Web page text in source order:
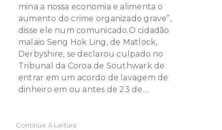
mina a nossa economia e alimenta o
aumento do crime organizado grave”,
disse ele num comunicado.O cidadão
malaio Seng Hok Ling, de Matlock,
Derbyshire, se declarou culpado no
Tribunal da Coroa de Southwark de
entrar em um acordo de lavagem de
dinheiro em ou antes de 23 de…
Continue A Leitura